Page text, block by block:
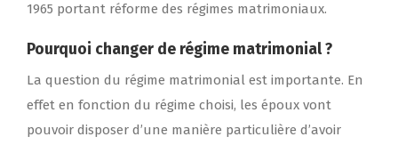
1965 portant réforme des régimes matrimoniaux.
Pourquoi changer de régime matrimonial ?
La question du régime matrimonial est importante. En
effet en fonction du régime choisi, les époux vont
pouvoir disposer d’une manière particulière d’avoir